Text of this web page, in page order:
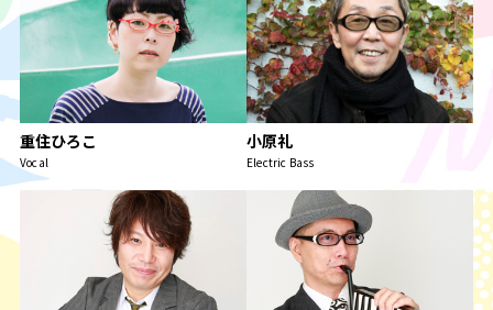
重住ひろこ
Vocal
小原礼
Electric Bass